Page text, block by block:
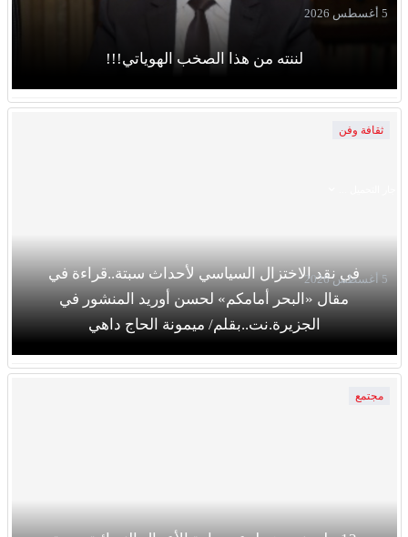
لننته من هذا الصخب الهوياتي!!!
5 أغسطس 2026
ثقافة وفن
في نقد الاختزال السياسي لأحداث سبتة..قراءة في
مقال «البحر أمامكم» لحسن أوريد المنشور في
الجزيرة.نت..بقلم/ ميمونة الحاج داهي
5 أغسطس 2026
مجتمع